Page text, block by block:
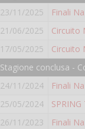
23/11/2025
Finali
21/06/2025
Circuito
17/05/2025
Circuito
Stagione conclusa -
24/11/2024
Finali
25/05/2024
SPRING
26/11/2023
Finali